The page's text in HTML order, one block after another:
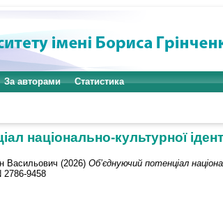
За авторами Статистика
національно-культурної
Васильович (2026) Об’єднуючий потенціал
2786-9458